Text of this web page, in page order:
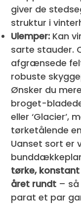
giver de
struktur i
Ulemper: Kan
sarte stauder.
afgrænsede
robuste
Ønsker du
broget-
eller ‘Glacier’,
tørketålende
Uanset sort er
tørke,
året rundt –
parat et par